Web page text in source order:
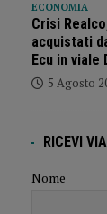
ECONOMIA
Crisi
acquistati
Ecu in viale
5 Agosto
RICEVI
Nome